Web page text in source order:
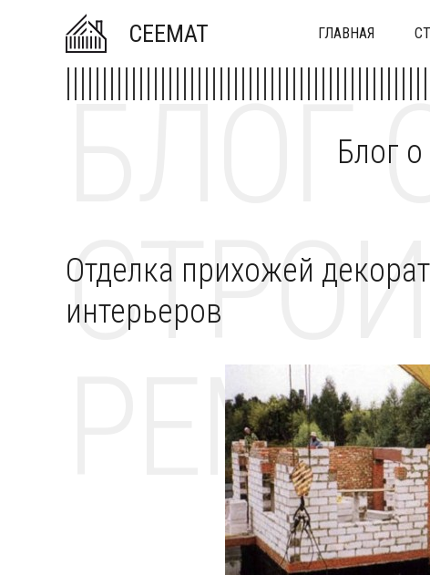
CEEMAT ГЛАВНАЯ
Блог
БЛОГ
Отделка прихожей
интерьеров